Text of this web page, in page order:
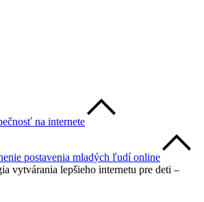
na internete
postavenia mladých ľudí online
vytvárania lepšieho internetu pre deti –